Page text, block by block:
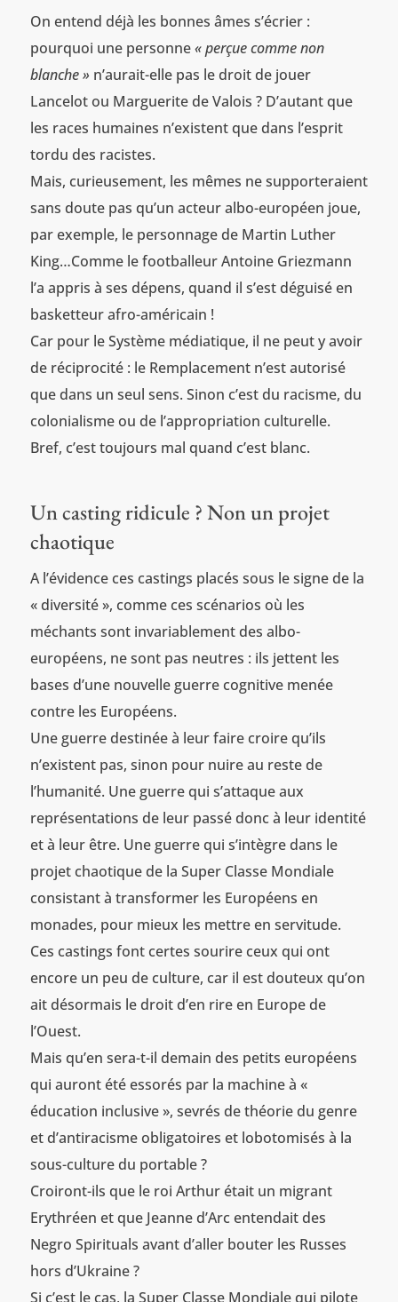
On entend déjà les bonnes âmes s’écrier :
pourquoi une personne« perçue comme non
blanche » n’aurait-elle pas le droit de jouer
Lancelot ou Marguerite de Valois ? D’autant que
les races humaines n’existent que dans l’esprit
tordu des racistes.
Mais, curieusement, les mêmes ne supporteraient
sans doute pas qu’un acteur albo-européen joue,
par exemple, le personnage de Martin Luther
King…Comme le footballeur Antoine Griezmann
l’a appris à ses dépens, quand il s’est déguisé en
basketteur afro-américain !
Car pour le Système médiatique, il ne peut y avoir
de réciprocité : le Remplacement n’est autorisé
que dans un seul sens. Sinon c’est du racisme, du
colonialisme ou de l’appropriation culturelle.
Bref, c’est toujours mal quand c’est blanc.
Un casting ridicule ? Non un projet
chaotique
A l’évidence ces castings placés sous le signe de la
« diversité », comme ces scénarios où les
méchants sont invariablement des albo-
européens, ne sont pas neutres : ils jettent les
bases d’une nouvelle guerre cognitive menée
contre les Européens.
Une guerre destinée à leur faire croire qu’ils
n’existent pas, sinon pour nuire au reste de
l’humanité. Une guerre qui s’attaque aux
représentations de leur passé donc à leur identité
et à leur être. Une guerre qui s’intègre dans le
projet chaotique de la Super Classe Mondiale
consistant à transformer les Européens en
monades, pour mieux les mettre en servitude.
Ces castings font certes sourire ceux qui ont
encore un peu de culture, car il est douteux qu’on
ait désormais le droit d’en rire en Europe de
l’Ouest.
Mais qu’en sera-t-il demain des petits européens
qui auront été essorés par la machine à «
éducation inclusive », sevrés de théorie du genre
et d’antiracisme obligatoires et lobotomisés à la
sous-culture du portable ?
Croiront-ils que le roi Arthur était un migrant
Erythréen et que Jeanne d’Arc entendait des
Negro Spirituals avant d’aller bouter les Russes
hors d’Ukraine ?
Si c’est le cas, la Super Classe Mondiale qui pilote